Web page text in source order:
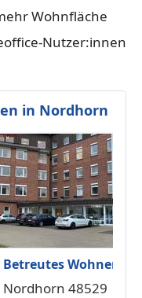
Wohnfläche
Nutzer:innen
in Nordhorn
Betreutes Wohnen -
Appartment im
Nordhorn 48529